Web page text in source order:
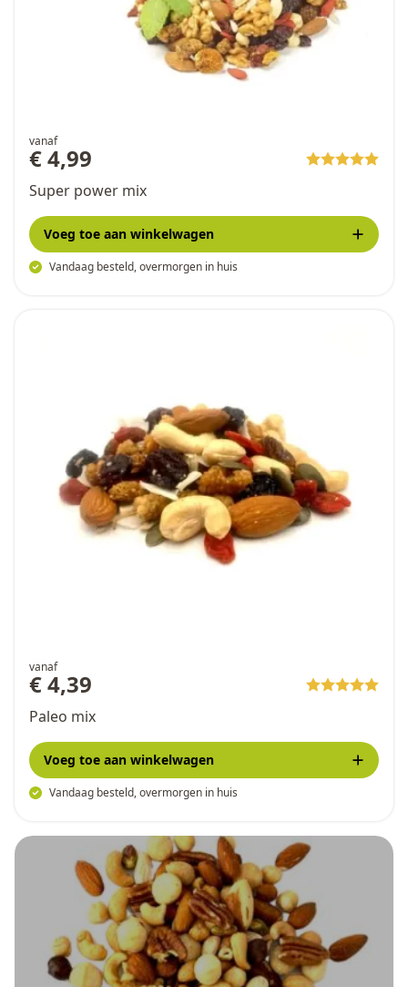
vanaf
€ 4,99
Super power mix
Vandaag besteld, overmorgen in huis
Voeg toe aan winkelwagen
vanaf
€ 4,39
Paleo mix
Vandaag besteld, overmorgen in huis
Voeg toe aan winkelwagen